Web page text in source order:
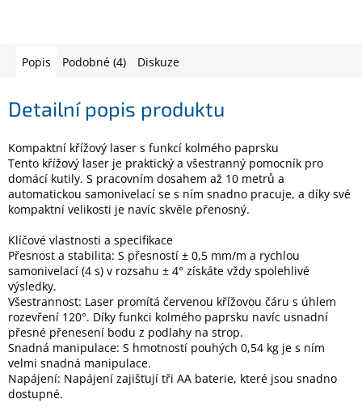
Počítače
Domácnost
Black
Friday
VÝPRODEJ
Akční
zboží
TONERY
CARTRIDGE
Popis Podobné (4) Diskuze
Detailní popis produktu
Kompaktní křížový laser s funkcí kolmého paprsku
Tento křížový laser je praktický a všestranný pomocník pro
domácí kutily. S pracovním dosahem až 10 metrů a
automatickou samonivelací se s ním snadno pracuje, a díky své
kompaktní velikosti je navíc skvěle přenosný.
Klíčové vlastnosti a specifikace
Přesnost a stabilita: S přesností ± 0,5 mm/m a rychlou
samonivelací (4 s) v rozsahu ± 4° získáte vždy spolehlivé
výsledky.
Všestrannost: Laser promítá červenou křížovou čáru s úhlem
rozevření 120°. Díky funkci kolmého paprsku navíc usnadní
přesné přenesení bodu z podlahy na strop.
Snadná manipulace: S hmotností pouhých 0,54 kg je s ním
velmi snadná manipulace.
Napájení: Napájení zajišťují tři AA baterie, které jsou snadno
dostupné.